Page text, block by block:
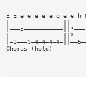
E E e e e e e q e e h
Chorus (hold)